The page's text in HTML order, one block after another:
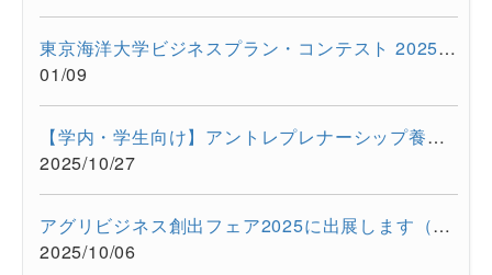
東京海洋大学ビジネスプラン・コンテスト 2025開催報告
01/09
【学内・学生向け】アントレプレナーシップ養成プログラム ビジ...
2025/10/27
アグリビジネス創出フェア2025に出展します（2025/11/26-11/28）
2025/10/06